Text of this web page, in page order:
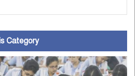
Category